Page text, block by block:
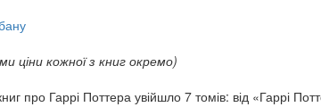
ціни кожної з книг окремо)
про Гаррі Поттера увійшло 7 томів: від «Гаррі